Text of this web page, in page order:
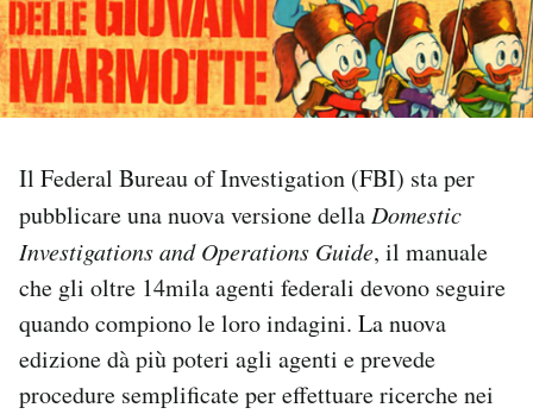
PODCAST
I MIEI PREFERITI
SHOP
CALENDARIO
Il Federal Bureau of Investigation (FBI) sta per
pubblicare una nuova versione della Domestic
Investigations and Operations Guide, il manuale
che gli oltre 14mila agenti federali devono seguire
quando compiono le loro indagini. La nuova
edizione dà più poteri agli agenti e prevede
procedure semplificate per effettuare ricerche nei